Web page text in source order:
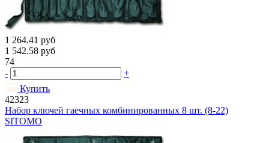
1 264.41 руб
1 542.58 руб
74
-
+
Купить
42323
Набор ключей гаечных комбинированных 8 шт. (8-22)
SITOMO